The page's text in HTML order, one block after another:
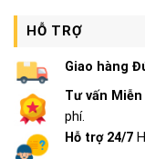
HỖ TRỢ
Giao hàng
Tư vấn Miễn
phí.
Hỗ trợ 24/7